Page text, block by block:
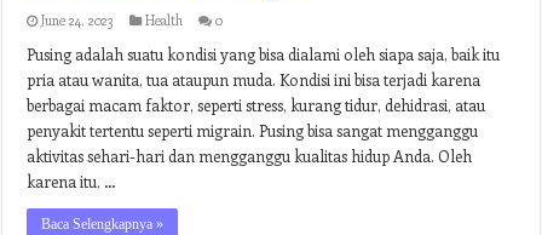
June 24, 2023 Health 0
Pusing adalah suatu kondisi yang bisa dialami oleh siapa saja, baik itu
pria atau wanita, tua ataupun muda. Kondisi ini bisa terjadi karena
berbagai macam faktor, seperti stress, kurang tidur, dehidrasi, atau
penyakit tertentu seperti migrain. Pusing bisa sangat mengganggu
aktivitas sehari-hari dan mengganggu kualitas hidup Anda. Oleh
karena itu, …
Baca Selengkapnya »